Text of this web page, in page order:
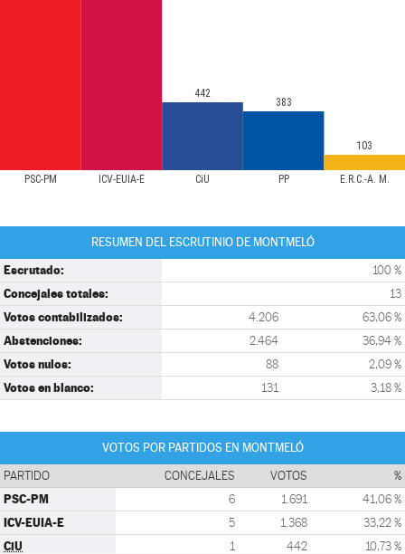
PSC-PM ICV-EUIA-E CiU PP E.R.C.-A. M.
442
383
103
RESUMEN DEL ESCRUTINIO DE MONTMELÓ
Escrutado: 100 %
Concejales totales: 13
Votos contabilizados: 4.206 63,06 %
Abstenciones: 2.464 36,94 %
Votos nulos: 88 2,09 %
Votos en blanco: 131 3,18 %
VOTOS POR PARTIDOS EN MONTMELÓ
PARTIDO CONCEJALES VOTOS %
PSC-PM 6 1.691 41,06 %
ICV-EUIA-E 5 1.368 33,22 %
CiU 1 442 10,73 %